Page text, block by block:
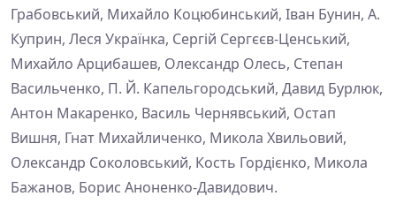
Грабовський, Михайло Коцюбинський, Іван Бунин, А.
Куприн, Леся Українка, Сергій Сергєєв-Ценський,
Михайло Арцибашев, Олександр Олесь, Степан
Васильченко, П. Й. Капельгородський, Давид Бурлюк,
Антон Макаренко, Василь Чернявський, Остап
Вишня, Гнат Михайличенко, Микола Хвильовий,
Олександр Соколовський, Кость Гордієнко, Микола
Бажанов, Борис Аноненко-Давидович.